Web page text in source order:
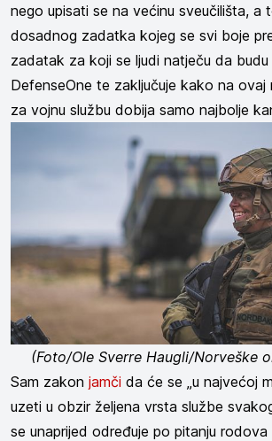
nego upisati se na većinu sveučilišta, a
dosadnog zadatka kojeg se svi boje
zadatak za koji se ljudi natječu da budu
DefenseOne te zaključuje kako na ovaj
za vojnu službu dobija samo najbolje
(Foto/Ole Sverre Haugli/Norveške
Sam zakon jamči da će se „u najvećoj
uzeti u obzir željena vrsta službe
se unaprijed određuje po pitanju rodova